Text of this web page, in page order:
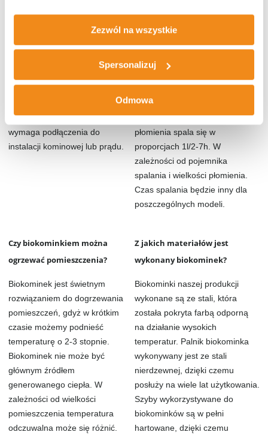
Zezwól na wszystkie
Spersonalizuj
Odmowa
Czy biokominek potrzebuje
podłączenia do instalacji?
Biokominek zasilany jest przez
biopaliwo dzięki czemu nie
wymaga podłączenia do
instalacji kominowej lub prądu.
Jak długo pali się biopaliwo w
biokominku?
Biopaliwo naszej produkcji w
zależności od wielkości
płomienia spala się w
proporcjach 1l/2-7h. W
zależności od pojemnika
spalania i wielkości płomienia.
Czas spalania będzie inny dla
poszczególnych modeli.
Czy biokominkiem można
ogrzewać pomieszczenia?
Biokominek jest świetnym
rozwiązaniem do dogrzewania
pomieszczeń, gdyż w krótkim
czasie możemy podnieść
temperaturę o 2-3 stopnie.
Biokominek nie może być
głównym źródłem
generowanego ciepła. W
zależności od wielkości
pomieszczenia temperatura
odczuwalna może się różnić.
Z jakich materiałów jest
wykonany biokominek?
Biokominki naszej produkcji
wykonane są ze stali, która
została pokryta farbą odporną
na działanie wysokich
temperatur. Palnik biokominka
wykonywany jest ze stali
nierdzewnej, dzięki czemu
posłuży na wiele lat użytkowania.
Szyby wykorzystywane do
biokominków są w pełni
hartowane, dzięki czemu